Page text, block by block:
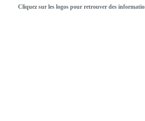
Cliquez sur les logos pour retrouver des